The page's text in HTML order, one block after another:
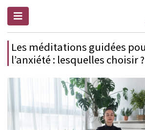
Les méditations guidées
l’anxiété : lesquelles choisir ?